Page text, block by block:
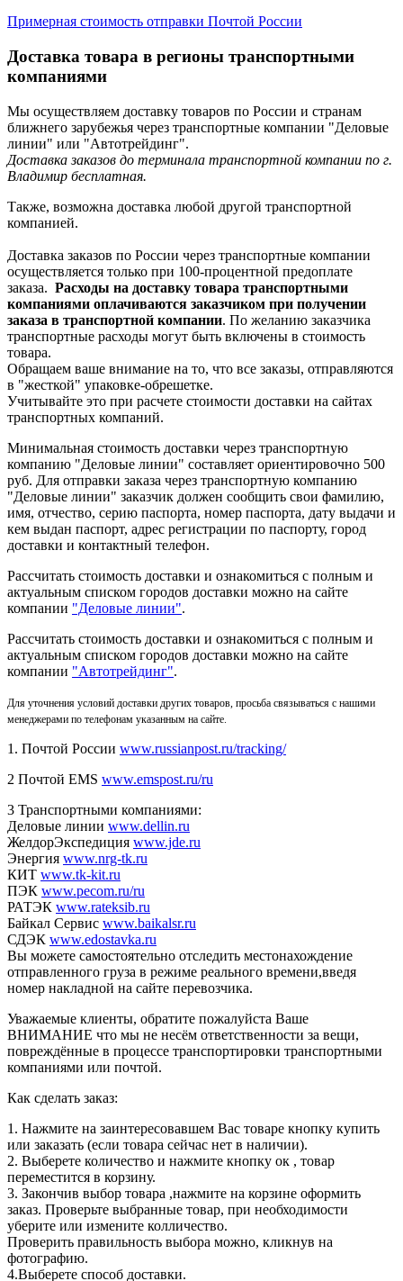
Примерная стоимость отправки Почтой России
Доставка товара в регионы транспортными
компаниями
Мы осуществляем доставку товаров по России и странам
ближнего зарубежья через транспортные компании "Деловые
линии" или "Автотрейдинг".
Доставка заказов до терминала транспортной компании по г.
Владимир бесплатная.
Также, возможна доставка любой другой транспортной
компанией.
Доставка заказов по России через транспортные компании
осуществляется только при 100-процентной предоплате
заказа. Расходы на доставку товара транспортными
компаниями оплачиваются заказчиком при получении
заказа в транспортной компании. По желанию заказчика
транспортные расходы могут быть включены в стоимость
товара.
Обращаем ваше внимание на то, что все заказы, отправляются
в "жесткой" упаковке-обрешетке.
Учитывайте это при расчете стоимости доставки на сайтах
транспортных компаний.
Минимальная стоимость доставки через транспортную
компанию "Деловые линии" составляет ориентировочно 500
руб. Для отправки заказа через транспортную компанию
"Деловые линии" заказчик должен сообщить свои фамилию,
имя, отчество, серию паспорта, номер паспорта, дату выдачи и
кем выдан паспорт, адрес регистрации по паспорту, город
доставки и контактный телефон.
Рассчитать стоимость доставки и ознакомиться с полным и
актуальным списком городов доставки можно на сайте
компании "Деловые линии".
Рассчитать стоимость доставки и ознакомиться с полным и
актуальным списком городов доставки можно на сайте
компании "Автотрейдинг".
Для уточнения условий доставки других товаров, просьба связываться с нашими
менеджерами по телефонам указанным на сайте.
1. Почтой России www.russianpost.ru/tracking/
2 Почтой EMS www.emspost.ru/ru
3 Транспортными компаниями:
Деловые линии www.dellin.ru
ЖелдорЭкспедиция www.jde.ru
Энергия www.nrg-tk.ru
КИТ www.tk-kit.ru
ПЭК www.pecom.ru/ru
РАТЭК www.rateksib.ru
Байкал Сервис www.baikalsr.ru
СДЭК www.edostavka.ru
Вы можете самостоятельно отследить местонахождение
отправленного груза в режиме реального времени,введя
номер накладной на сайте перевозчика.
Уважаемые клиенты, обратите пожалуйста Ваше
ВНИМАНИЕ что мы не несём ответственности за вещи,
повреждённые в процессе транспортировки транспортными
компаниями или почтой.
Как сделать заказ:
1. Нажмите на заинтересовавшем Вас товаре кнопку купить
или заказать (если товара сейчас нет в наличии).
2. Выберете количество и нажмите кнопку ок , товар
переместится в корзину.
3. Закончив выбор товара ,нажмите на корзине оформить
заказ. Проверьте выбранные товар, при необходимости
уберите или измените колличество.
Проверить правильность выбора можно, кликнув на
фотографию.
4.Выберете способ доставки.